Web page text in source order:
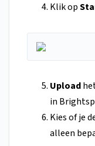
Klik op
Upload
in
Kies of je
alleen